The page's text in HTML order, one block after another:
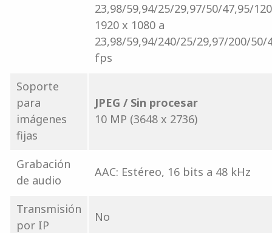
23,98/59,94/25/29,97/50/47,95/
1920 x 1080 a
23,98/59,94/240/25/29,97/200/50/
fps
Soporte
para
imágenes
fijas
JPEG / Sin procesar
10 MP (3648 x 2736)
Grabación
de audio
AAC: Estéreo, 16 bits a 48 kHz
Transmisión
por IP
No